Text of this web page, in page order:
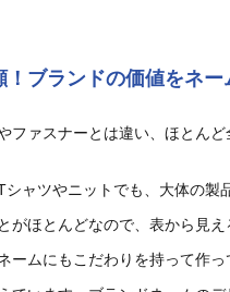
！ブランドの価値をネ
ファスナーとは違い、ほとん
ャツやニットでも、大体の
がほとんどなので、表から見
ームにもこだわりを持って作